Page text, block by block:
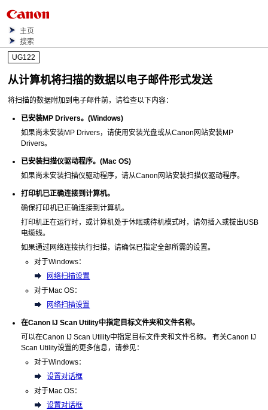
主页
搜索
UG122
从计算机将扫描的数据以电子邮件形式发送
将扫描的数据附加到电子邮件前，请检查以下内容：
已安装MP Drivers。(Windows)
如果尚未安装MP Drivers，请使用安装光盘或从Canon 网站安装MP
Drivers。
已安装扫描仪驱动程序。(Mac OS)
如果尚未安装扫描仪驱动程序，请从Canon 网站安装扫描仪驱动程序。
打印机已正确连接到计算机。
确保打印机已正确连接到计算机。
打印机正在运行时，或计算机处于休眠或待机模式时，请勿插入或拔出USB
电缆线。
如果通过网络连接执行扫描，请确保已指定全部所需的设置。
对于Windows：
网络扫描设置
对于Mac OS：
网络扫描设置
在Canon IJ Scan Utility中指定目标文件夹和文件名称。
可以在Canon IJ Scan Utility中指定目标文件夹和文件名称。 有关Canon IJ
Scan Utility设置的更多信息，请参见：
对于Windows：
设置对话框
对于Mac OS：
设置对话框